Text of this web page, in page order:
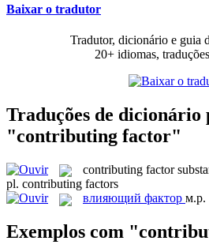
Baixar o tradutor
Tradutor, dicionário e guia
20+ idiomas,
Traduções de dicionário
"contributing factor"
contributing factor
pl. contributing factors
влияющий фактор м.р.
Exemplos com